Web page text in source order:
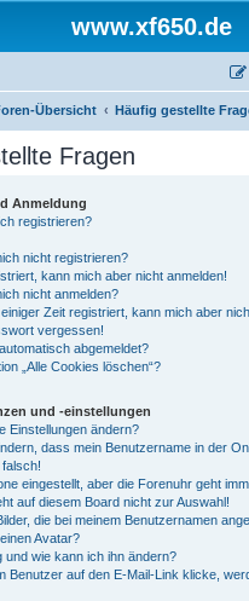
www.xf650.de
Übersicht Häufig gestellte
Fragen
Anmeldung
registrieren?
nicht registrieren?
kann mich aber nicht anmelden!
nicht anmelden?
Zeit registriert, kann mich aber
vergessen!
abgemeldet?
„Alle Cookies löschen“?
und -einstellungen
Einstellungen ändern?
dass mein Benutzername in der
eingestellt, aber die Forenuhr geht
auf diesem Board nicht zur Auswahl!
die bei meinem Benutzernamen
Avatar?
und wie kann ich ihn ändern?
Benutzer auf den E-Mail-Link klicke,